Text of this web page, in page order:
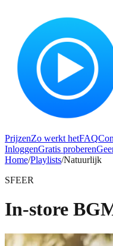
PrijzenZo werkt hetFAQ
InloggenGratis proberen
Home/Playlists/Natuurlijk
SFEER
In-store